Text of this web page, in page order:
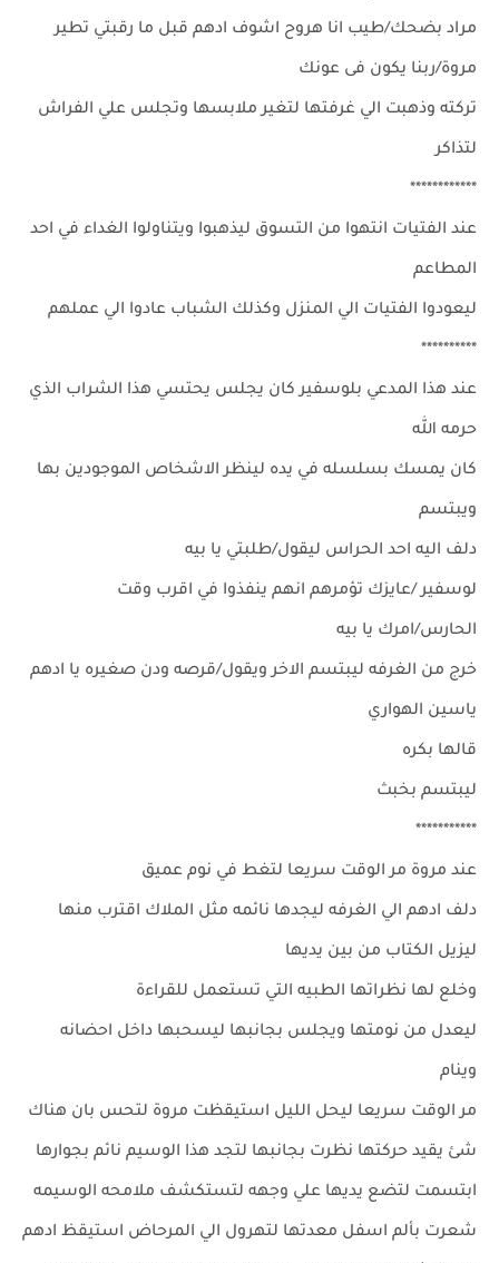
مراد بضحك/طيب انا هروح اشوف ادهم قبل ما رقبتي تطير
مروة/ربنا يكون فى عونك
تركته وذهبت الي غرفتها لتغير ملابسها وتجلس علي الفراش
لتذاكر
************
عند الفتيات انتهوا من التسوق ليذهبوا ويتناولوا الغداء في احد
المطاعم
ليعودوا الفتيات الي المنزل وكذلك الشباب عادوا الي عملهم
**********
عند هذا المدعي بلوسفير كان يجلس يحتسي هذا الشراب الذي
حرمه الله
كان يمسك بسلسله في يده لينظر الاشخاص الموجودين بها
ويبتسم
دلف اليه احد الحراس ليقول/طلبتي يا بيه
لوسفير /عايزك تؤمرهم انهم ينفذوا في اقرب وقت
الحارس/امرك يا بيه
خرج من الغرفه ليبتسم الاخر ويقول/قرصه ودن صغيره يا ادهم
ياسين الهواري
قالها بكره
ليبتسم بخبث
***********
عند مروة مر الوقت سريعا لتغط في نوم عميق
دلف ادهم الي الغرفه ليجدها نائمه مثل الملاك اقترب منها
ليزيل الكتاب من بين يديها
وخلع لها نظراتها الطبيه التي تستعمل للقراءة
ليعدل من نومتها ويجلس بجانبها ليسحبها داخل احضانه
وينام
مر الوقت سريعا ليحل الليل استيقظت مروة لتحس بان هناك
شئ يقيد حركتها نظرت بجانبها لتجد هذا الوسيم نائم بجوارها
ابتسمت لتضع يديها علي وجهه لتستكشف ملامحه الوسيمه
شعرت بألم اسفل معدتها لتهرول الي المرحاض استيقظ ادهم